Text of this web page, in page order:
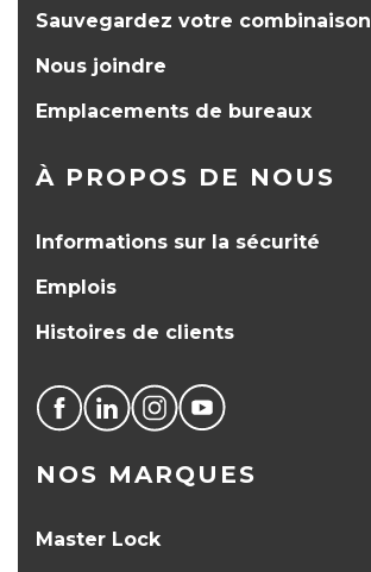
Sauvegardez votre combinaison
Nous joindre
Emplacements de bureaux
À PROPOS DE NOUS
Informations sur la sécurité
Emplois
Histoires de clients
NOS MARQUES
Master Lock